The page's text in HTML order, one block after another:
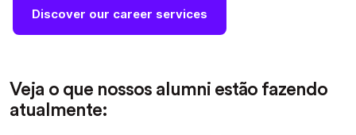
Discover our career services
Veja o que nossos alumni estão fazendo
atualmente: